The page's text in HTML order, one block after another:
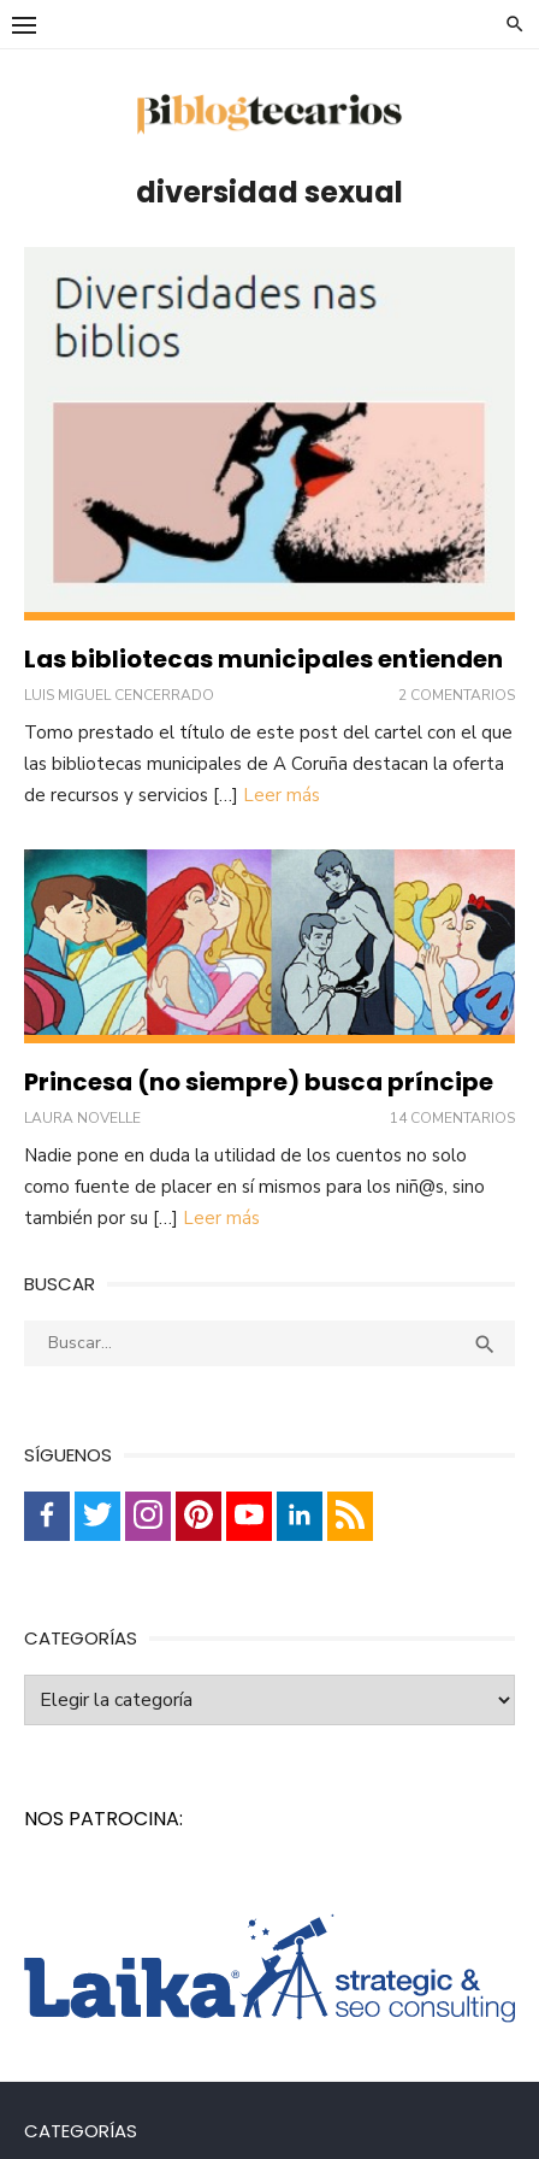
Saltar
diversidad sexual
Las bibliotecas municipales entienden
LUIS MIGUEL CENCERRADO 2 COMENTARIOS
Tomo prestado el título de este post del cartel con el que
las bibliotecas municipales de A Coruña destacan la oferta
de recursos y servicios […] Leer más
Princesa (no siempre) busca príncipe
LAURA NOVELLE 14 COMENTARIOS
Nadie pone en duda la utilidad de los cuentos no solo
como fuente de placer en sí mismos para los niñ@s, sino
también por su […] Leer más
BUSCAR
Buscar: 
SÍGUENOS
CATEGORÍAS
Categorías
NOS PATROCINA:
CATEGORÍAS